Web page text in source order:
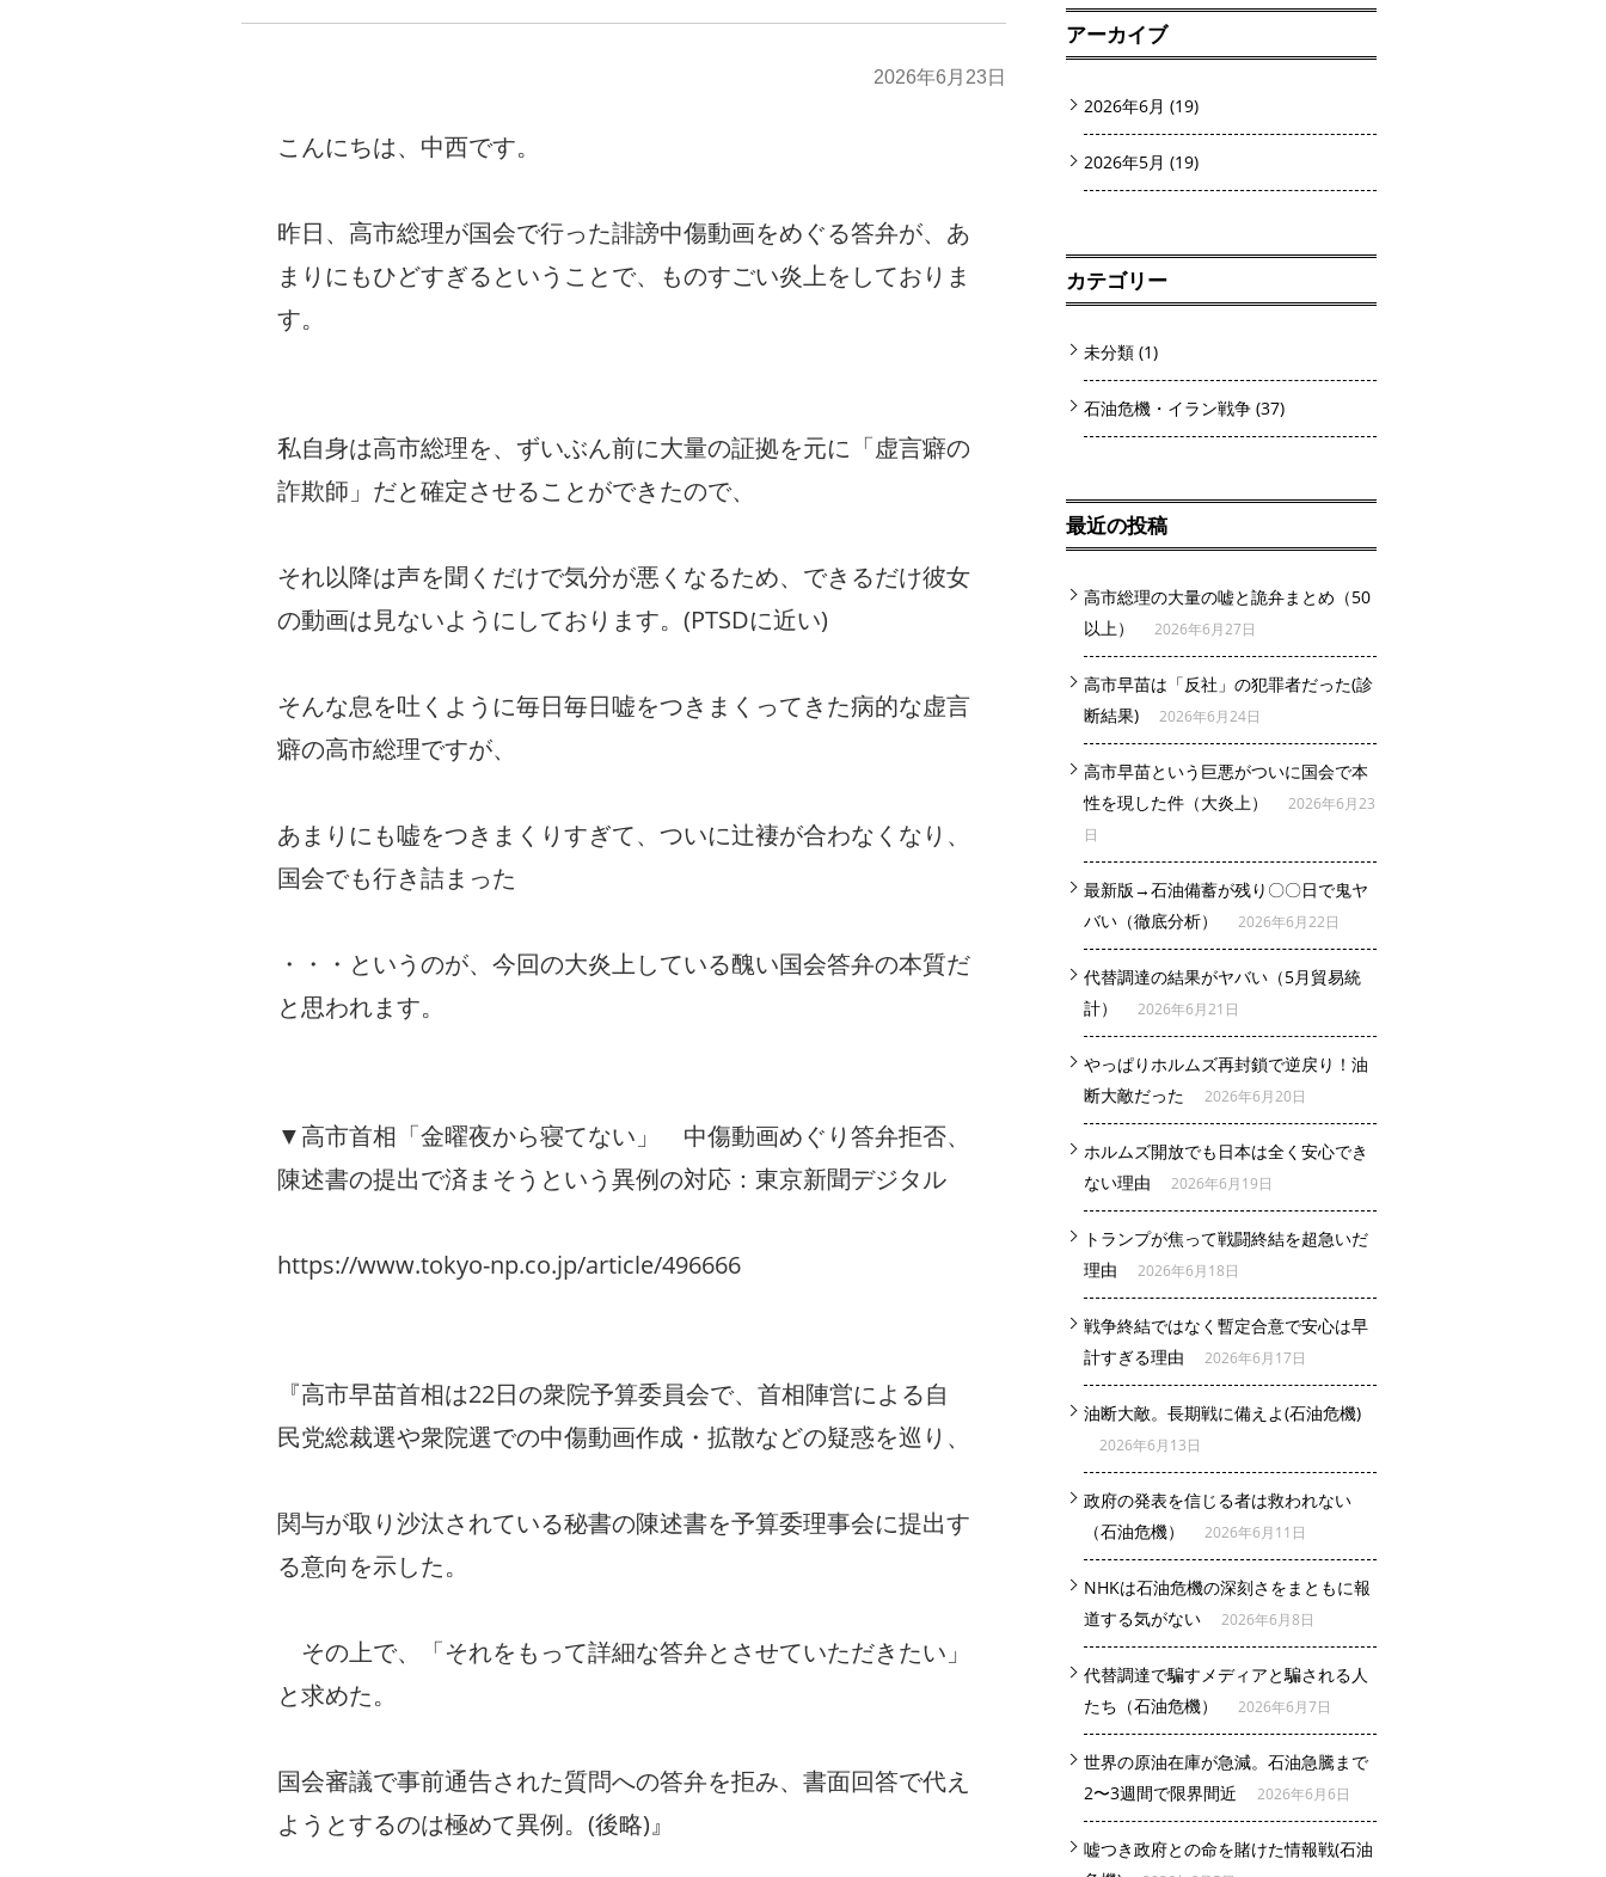
2026年6月23日
こんにちは、中西です。
昨日、高市総理が国会で行った誹謗中傷動画をめぐる答弁が、あ
まりにもひどすぎるということで、ものすごい炎上をしておりま
す。
私自身は高市総理を、ずいぶん前に大量の証拠を元に「虚言癖の
詐欺師」だと確定させることができたので、
それ以降は声を聞くだけで気分が悪くなるため、できるだけ彼女
の動画は見ないようにしております。(PTSDに近い)
そんな息を吐くように毎日毎日嘘をつきまくってきた病的な虚言
癖の高市総理ですが、
あまりにも嘘をつきまくりすぎて、ついに辻褄が合わなくなり、
国会でも行き詰まった
・・・というのが、今回の大炎上している醜い国会答弁の本質だ
と思われます。
▼高市首相「金曜夜から寝てない」 中傷動画めぐり答弁拒否、
陳述書の提出で済まそうという異例の対応：東京新聞デジタル
https://www.tokyo-np.co.jp/article/496666
『高市早苗首相は22日の衆院予算委員会で、首相陣営による自
民党総裁選や衆院選での中傷動画作成・拡散などの疑惑を巡り、
関与が取り沙汰されている秘書の陳述書を予算委理事会に提出す
る意向を示した。
その上で、「それをもって詳細な答弁とさせていただきたい」
と求めた。
国会審議で事前通告された質問への答弁を拒み、書面回答で代え
ようとするのは極めて異例。(後略)』
アーカイブ
2026年6月 (19)
2026年5月 (19)
カテゴリー
未分類 (1)
石油危機・イラン戦争 (37)
最近の投稿
高市総理の大量の嘘と詭弁まとめ（50
以上）
2026年6月27日
高市早苗は「反社」の犯罪者だった(診
断結果)
2026年6月24日
高市早苗という巨悪がついに国会で本
性を現した件（大炎上）
2026年6月23
日
最新版→石油備蓄が残り〇〇日で鬼ヤ
バい（徹底分析）
2026年6月22日
代替調達の結果がヤバい（5月貿易統
計）
2026年6月21日
やっぱりホルムズ再封鎖で逆戻り！油
断大敵だった
2026年6月20日
ホルムズ開放でも日本は全く安心でき
ない理由
2026年6月19日
トランプが焦って戦闘終結を超急いだ
理由
2026年6月18日
戦争終結ではなく暫定合意で安心は早
計すぎる理由
2026年6月17日
油断大敵。長期戦に備えよ(石油危機)
2026年6月13日
政府の発表を信じる者は救われない
（石油危機）
2026年6月11日
NHKは石油危機の深刻さをまともに報
道する気がない
2026年6月8日
代替調達で騙すメディアと騙される人
たち（石油危機）
2026年6月7日
世界の原油在庫が急減。石油急騰まで
2〜3週間で限界間近
2026年6月6日
嘘つき政府との命を賭けた情報戦(石油